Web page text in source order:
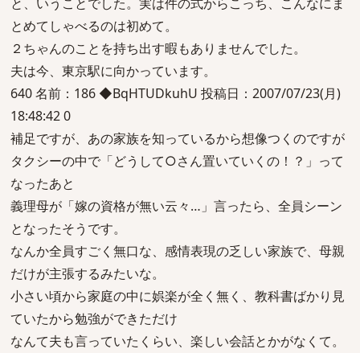
とめてしゃべるのは初めて。
２ちゃんのことを持ち出す暇もありませんでした。
夫は今、東京駅に向かっています。
640 名前：186 ◆BqHTUDkuhU 投稿日：2007/07/23(月)
18:48:42 0
補足ですが、あの家族を知っているから想像つくのですが
タクシーの中で「どうして○さん置いていくの！？」って
なったあと
義理母が「嫁の資格が無い云々…」言ったら、全員シーン
となったそうです。
なんか全員すごく無口な、感情表現の乏しい家族で、母親
だけが主張するみたいな。
小さい頃から家庭の中に娯楽が全く無く、教科書ばかり見
ていたから勉強ができただけ
なんて夫も言っていたくらい、楽しい会話とかがなくて。